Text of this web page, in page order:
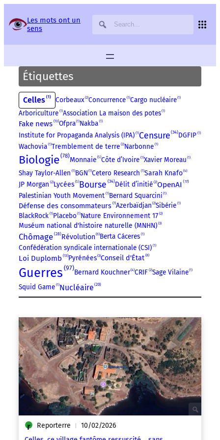
Les mots ont un
sens
Étiquettes
Celles 1 Corbeaux 2 Concurrence 1 Cargo nucléaire 1
Arboriculture 1 Association La maison des potes 1
Fake news 13 Ofpra 1 Nakba 1
Institute for Propaganda Analysis (IPA) 1 Censure 34 DGFIP 1
Wachovia 1 Tremblement de terre 2 Narbonne 1
Biologie 78
Monnaie 5 Côte d’Ivoire 1 Xavier Moreau 1
Shay Taylor-Allen 1 BGN 1 Cetero Research 1 Sarah Knafo 4
JP Morgan 2 Lycées 5 Bourse 34 Délit d’initié 2 OpenAI 17
Palestinian Youth Movement 1 Bernard Squarcini 1
Défense des consommateurs 7 Azerbaïdjan 2 Sibérie 1
BlackRock 1 Placebo 1 Nature Environnement 17 2
Muséum national d'histoire naturelle (MNHN) 3
Chômage 28 Révolution 6 Berta Cáceres 1
Confédération syndicale internationale (CSI) 1
Loi Duplomb 13 Pyrénées 3 Conseil d'État 8
Guerres 97
Bernard Kouchner 4 CRIF 2 Sage Vilaine 1
Squid Game 1 Nucléaire 20
Reporterre | 10/02/2026
Panneau de gestion des services